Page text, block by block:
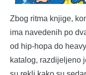
Zbog ritma knjige,
ima navedenih po
od hip-hopa do
katalog, razdijeljeno